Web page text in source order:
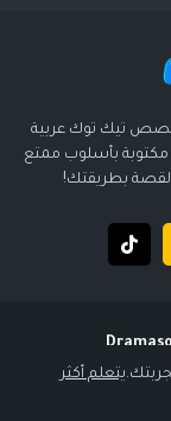
قصص تيك توك عربية
مكتوبة بأسلوب ممتع
بطريقتك!
انتشار ديجيتال
يتعلم أكثر